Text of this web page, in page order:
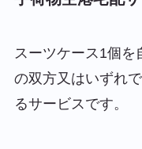
スーツケース1個
の双方又はいずれ
るサービスです。